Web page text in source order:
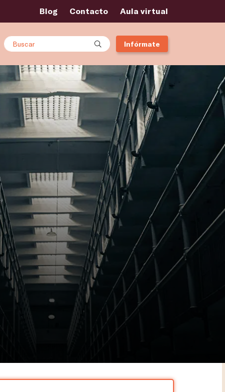
Blog Contacto Aula virtual
Buscar Infórmate